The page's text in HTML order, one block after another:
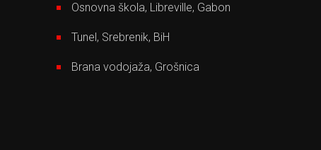
Osnovna škola, Libreville, Gabon
Tunel, Srebrenik, BiH
Brana vodojaža, Grošnica